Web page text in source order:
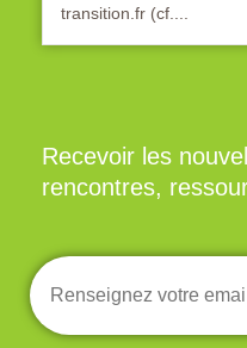
transition.fr (cf....
Recevoir les
rencontres,